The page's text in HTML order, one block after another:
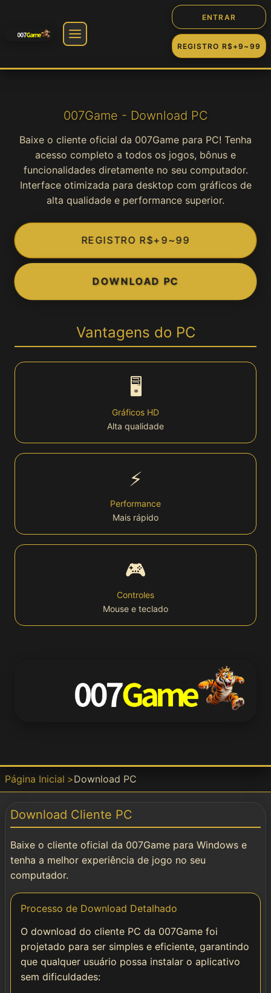
ENTRAR
REGISTRO R$+9~99
Slot
Cassino
Fortune
Jogos
Game
Cadastro
Bônus
VIP
Lottery
🏆 Plataforma
Plataforma
Bet
Win
📱 Download
APK
Baixar
Instalar
🌐 Social & Contato
007Game - Download PC
Baixe o cliente oficial da 007Game para PC! Tenha
acesso completo a todos os jogos, bônus e
funcionalidades diretamente no seu computador.
Interface otimizada para desktop com gráficos de
alta qualidade e performance superior.
REGISTRO R$+9~99
DOWNLOAD PC
Vantagens do PC
🖥️
Gráficos HD
Alta qualidade
⚡
Performance
Mais rápido
🎮
Controles
Mouse e teclado
Página Inicial Download PC
Download Cliente PC
Baixe o cliente oficial da 007Game para Windows e
tenha a melhor experiência de jogo no seu
computador.
Processo de Download Detalhado
O download do cliente PC da 007Game foi
projetado para ser simples e eficiente, garantindo
que qualquer usuário possa instalar o aplicativo
sem dificuldades: